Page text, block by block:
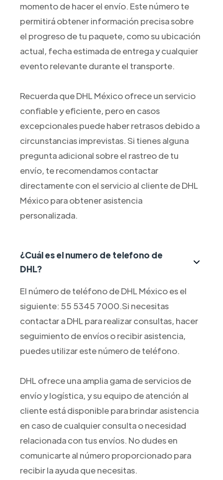
momento de hacer el envío. Este número te
permitirá obtener información precisa sobre
el progreso de tu paquete, como su ubicación
actual, fecha estimada de entrega y cualquier
evento relevante durante el transporte.
Recuerda que DHL México ofrece un servicio
confiable y eficiente, pero en casos
excepcionales puede haber retrasos debido a
circunstancias imprevistas. Si tienes alguna
pregunta adicional sobre el rastreo de tu
envío, te recomendamos contactar
directamente con el servicio al cliente de DHL
México para obtener asistencia
personalizada.
¿Cuál es el numero de telefono de
DHL?
El número de teléfono de DHL México es el
siguiente: 55 5345 7000.Si necesitas
contactar a DHL para realizar consultas, hacer
seguimiento de envíos o recibir asistencia,
puedes utilizar este número de teléfono.
DHL ofrece una amplia gama de servicios de
envío y logística, y su equipo de atención al
cliente está disponible para brindar asistencia
en caso de cualquier consulta o necesidad
relacionada con tus envíos. No dudes en
comunicarte al número proporcionado para
recibir la ayuda que necesitas.